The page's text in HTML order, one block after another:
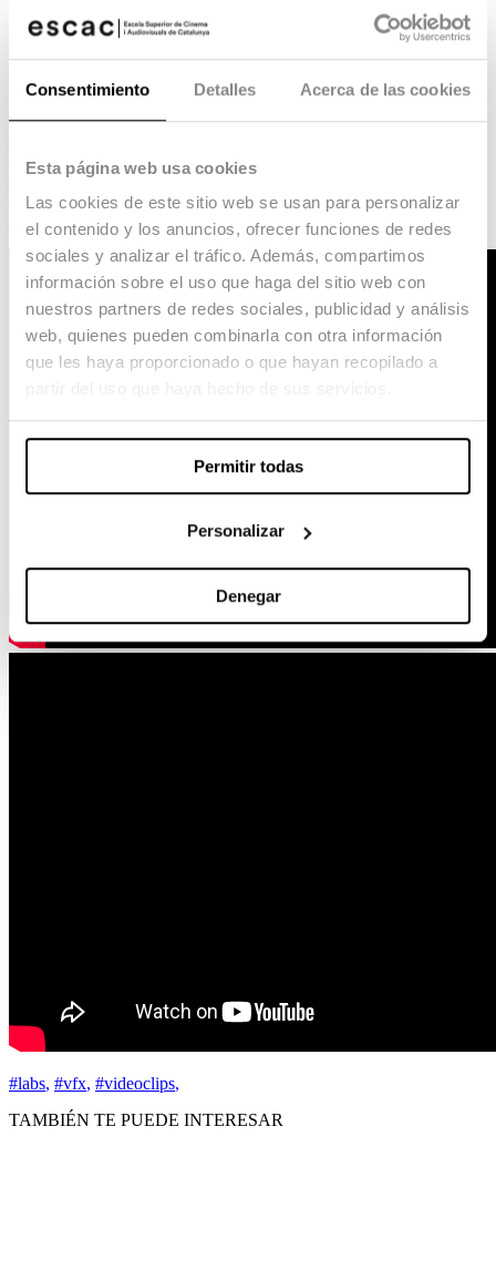
Consentimiento Detalles Acerca de las cookies
Esta página web usa cookies
Las cookies de este sitio web se usan para personalizar
el contenido y los anuncios, ofrecer funciones de redes
sociales y analizar el tráfico. Además, compartimos
información sobre el uso que haga del sitio web con
nuestros partners de redes sociales, publicidad y análisis
web, quienes pueden combinarla con otra información
que les haya proporcionado o que hayan recopilado a
Permitir todas
Personalizar
Denegar
El videoclip se publicó el pasado 4 de diciembre
y en tan solo una semana ya ha alcanzado más de
un millón y medio de reproducciones en Youtube.
El álbum, que lleva por nombre1016(el número
Operación Triunfo), se publicará el
diciembre,e incluirá
compuestas en su etapa de concursante de OT
2017 y coproducidas por él.
#labs, #vfx, #videoclips,
TAMBIÉN TE PUEDE INTERESAR